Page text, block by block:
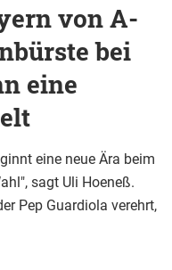
von A-
bei
eine
eine neue Ära beim
sagt Uli Hoeneß.
Pep Guardiola verehrt,